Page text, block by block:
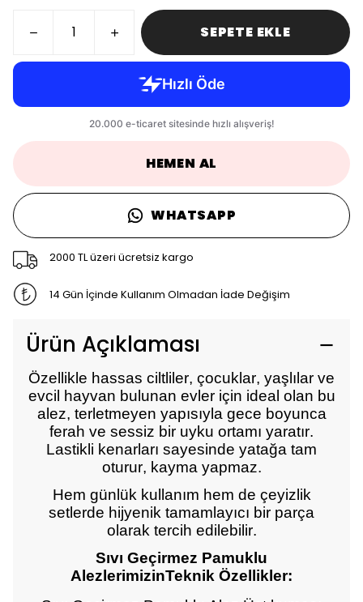
SEPETE EKLE
HEMEN AL
WHATSAPP
2000 TL üzeri ücretsiz kargo
14 Gün İçinde Kullanım Olmadan İade Değişim
Ürün Açıklaması
Özellikle hassas ciltliler, çocuklar, yaşlılar ve
evcil hayvan bulunan evler için ideal olan bu
alez, terletmeyen yapısıyla gece boyunca
ferah ve sessiz bir uyku ortamı yaratır.
Lastikli kenarları sayesinde yatağa tam
oturur, kayma yapmaz.
Hem günlük kullanım hem de çeyizlik
setlerde hijyenik tamamlayıcı bir parça
olarak tercih edilebilir.
Sıvı Geçirmez Pamuklu
AlezlerimizinTeknik Özellikler: